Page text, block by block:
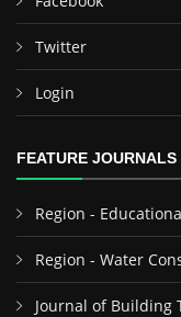
Twitter
Login
FEATURE JOURNALS
Region -
Region - Water
Journal of Building